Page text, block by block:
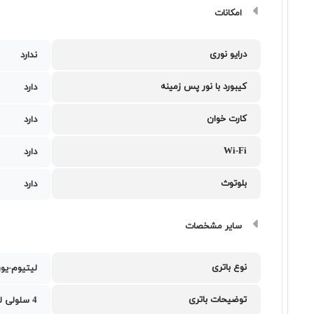
امکانات
درایو نوری ندارد
کیبورد با نور پس زمینه دارد
کارت خوان دارد
Wi-Fi دارد
بلوتوث دارد
سایر مشخصات
نوع باتری لیتیوم-
توضیحات باتری 4 سلولی لیتیوم-یون با ظرفیت 90 وات ساعت